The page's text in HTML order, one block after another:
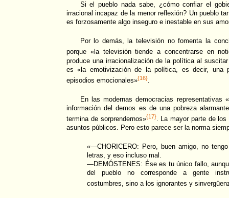
Si el pueblo nada sabe, ¿cómo confiar el
irracional incapaz de la menor reflexión? Un pueblo
es forzosamente algo inseguro e inestable en sus
Por lo demás, la televisión no fomenta la
porque «la televisión tiende a concentrarse en
produce una irracionalización de la política al
es «la emotivización de la política, es decir, una
episodios emocionales»{16}.
En las modernas democracias representativas
información del demos es de una pobreza
termina de sorprendernos»{17}. La mayor parte de los
asuntos públicos. Pero esto parece ser la norma
«—CHORICERO: Pero, buen amigo, no
letras, y eso incluso mal.
—DEMÓSTENES: Ése es tu único fallo,
del pueblo no corresponde a gente
costumbres, sino a los ignorantes y